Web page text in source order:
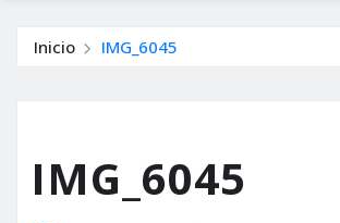
Inicio IMG_6045
IMG_6045